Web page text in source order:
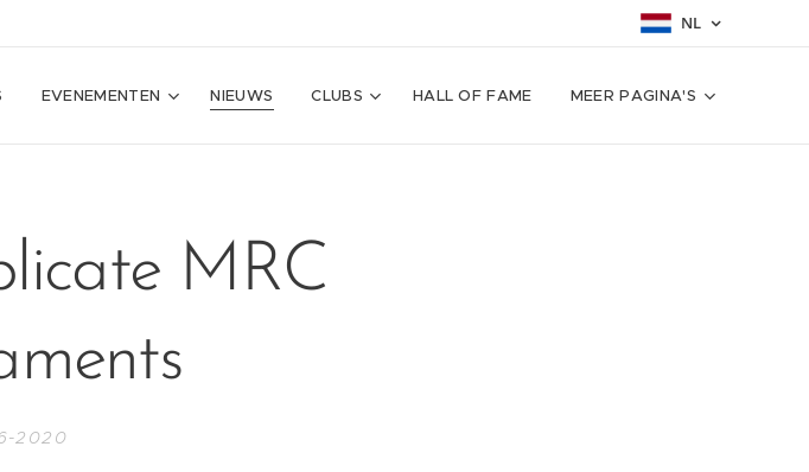
NL
EVENEMENTEN NIEUWS CLUBS HALL OF FAME MEER PAGINA'S
MRC
2020